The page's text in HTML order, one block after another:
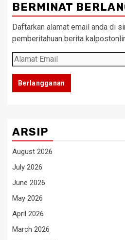
BERMINAT
Daftarkan alamat email anda di
pemberitahuan berita
Alamat
Email
Berlangganan
ARSIP
August 2026
July 2026
June 2026
May 2026
April 2026
March 2026